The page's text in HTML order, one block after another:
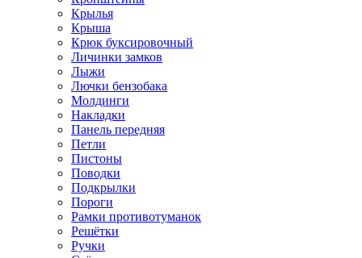
Крылья
Крыша
Крюк буксировочный
Личинки замков
Лыжи
Лючки бензобака
Молдинги
Накладки
Панель передняя
Петли
Пистоны
Поводки
Подкрылки
Пороги
Рамки противотуманок
Решётки
Ручки